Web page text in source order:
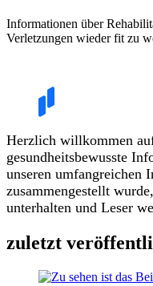
Informationen über
Verletzungen wieder fit zu
Herzlich willkommen
gesundheitsbewusste
unseren umfangreichen
zusammengestellt
unterhalten und Leser
zuletzt